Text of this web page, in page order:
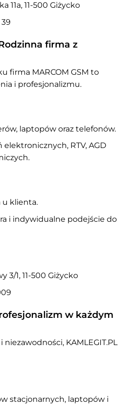
11a, 11-500 Giżycko
firma z
firma MARCOM GSM to
i profesjonalizmu.
laptopów oraz telefonów.
elektronicznych, RTV, AGD
u klienta.
i indywidualne podejście do
3/1, 11-500 Giżycko
w każdym
niezawodności, KAMLEGIT.PL
stacjonarnych, laptopów i